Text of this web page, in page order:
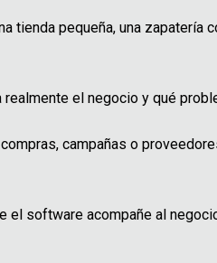
pequeña, una zapatería
el negocio y qué
campañas o
software acompañe al